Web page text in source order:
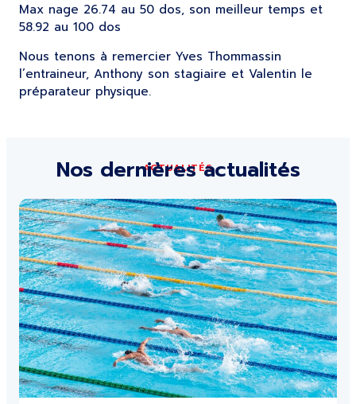
Max nage 26.74 au 50 dos, son meilleur temps et
58.92 au 100 dos
Nous tenons à remercier Yves Thommassin
l’entraineur, Anthony son stagiaire et Valentin le
préparateur physique.
ACTUALITÉS
Nos dernières actualités